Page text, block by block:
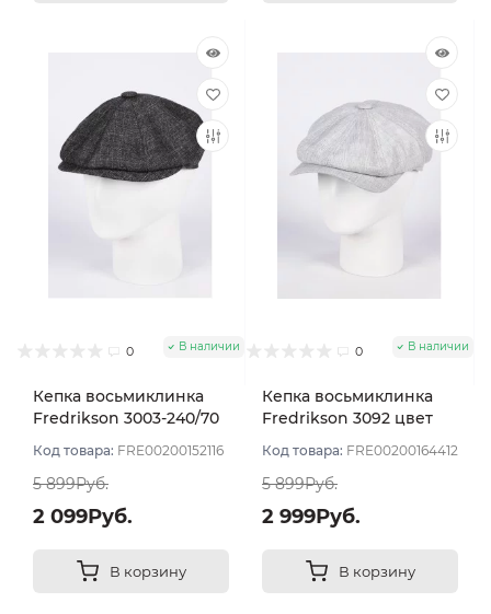
0 В наличии
Кепка восьмиклинка
Fredrikson 3003-240/70
Код товара: FRE00200152116
5 899Руб.
2 099Руб.
В корзину
0 В наличии
Кепка восьмиклинка
Fredrikson 3092 цвет
58
Код товара: FRE00200164412
5 899Руб.
2 999Руб.
В корзину